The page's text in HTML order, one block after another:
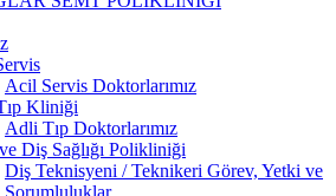
Acil Servis Doktorlarımız
Kliniği
Adli Tıp Doktorlarımız
Diş Sağlığı Polikliniği
Diş Teknisyeni / Teknikeri Görev, Yetki ve
Sorumluluklar